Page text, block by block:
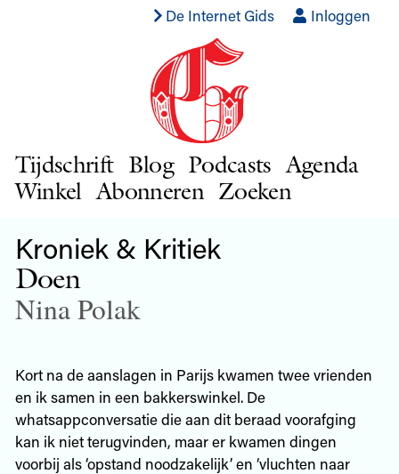
De Internet Gids Inloggen
Tijdschrift Blog Podcasts Agenda
Winkel Abonneren Zoeken
Kroniek & Kritiek
Doen
Nina Polak
Kort na de aanslagen in Parijs kwamen twee vrienden
en ik samen in een bakkerswinkel. De
whatsappconversatie die aan dit beraad voorafging
kan ik niet terugvinden, maar er kwamen dingen
voorbij als ‘opstand noodzakelijk’ en ‘vluchten naar